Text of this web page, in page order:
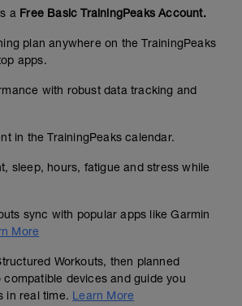
a Free Basic TrainingPeaks Account.
plan anywhere on the TrainingPeaks
apps.
with robust data tracking and
in the TrainingPeaks calendar.
sleep, hours, fatigue and stress while
sync with popular apps like Garmin
More
Workouts, then planned
devices and guide you
in real time. Learn More